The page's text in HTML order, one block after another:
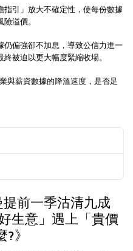
引」放大不確定性，使每份數據
溢價。
仍偏強卻不加息，導致公信力進一
被迫以更大幅度緊縮收場。
業與薪資數據的降溫速度，是否足
提前一季沽清九成
生意」遇上「貴價
》